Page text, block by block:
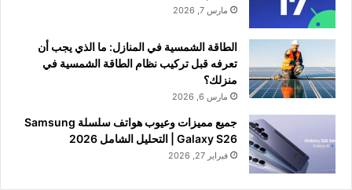
مارس 7, 2026
الطاقة الشمسية في المنازل: ما الذي يجب أن
تعرفه قبل تركيب نظام الطاقة الشمسية في
منزلك؟
مارس 6, 2026
جميع مميزات وعيوب هواتف سلسلة Samsung
Galaxy S26 | التحليل الشامل 2026
فبراير 27, 2026